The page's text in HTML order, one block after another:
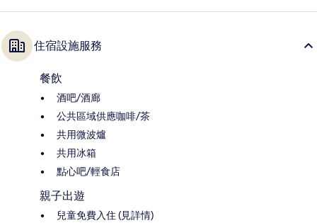
住宿設施服務
餐飲
酒吧/酒廊
公共區域供應咖啡/茶
共用微波爐
共用冰箱
點心吧/輕食店
親子出遊
兒童免費入住 (見詳情)